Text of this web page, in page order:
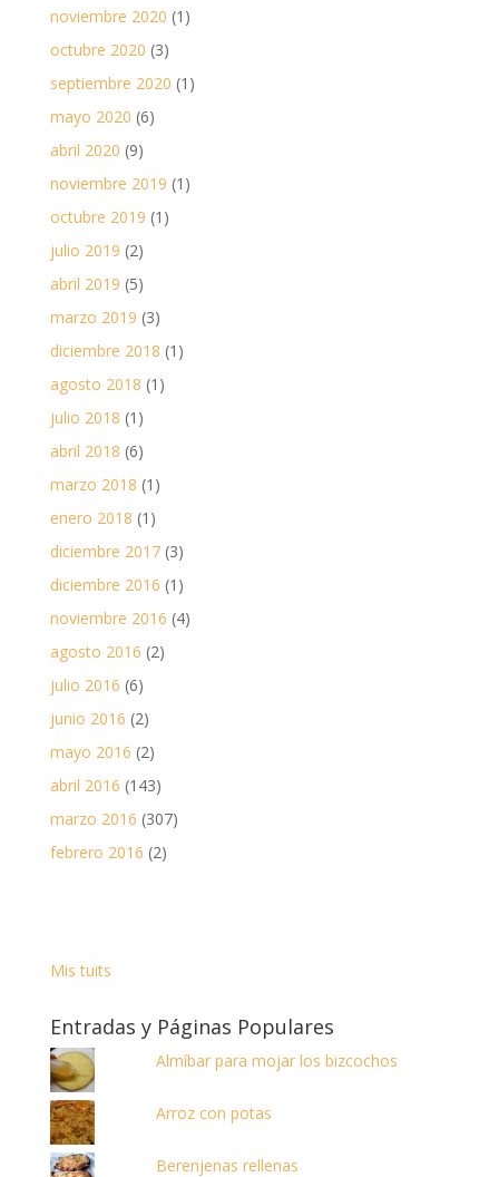
noviembre 2020 (1)
octubre 2020 (3)
septiembre 2020 (1)
mayo 2020 (6)
abril 2020 (9)
noviembre 2019 (1)
octubre 2019 (1)
julio 2019 (2)
abril 2019 (5)
marzo 2019 (3)
diciembre 2018 (1)
agosto 2018 (1)
julio 2018 (1)
abril 2018 (6)
marzo 2018 (1)
enero 2018 (1)
diciembre 2017(3)
diciembre 2016 (1)
noviembre 2016 (4)
agosto 2016 (2)
julio 2016 (6)
junio 2016 (2)
mayo 2016 (2)
abril 2016 (143)
marzo 2016 (307)
febrero 2016 (2)
Mis tuits
Entradas y Páginas Populares
Almíbar para mojar los bizcochos
Arroz con potas
Berenjenas rellenas